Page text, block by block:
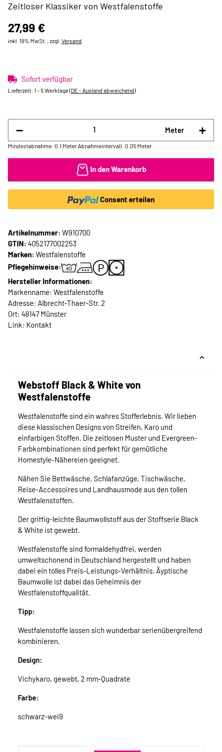
Zeitloser Klassiker von Westfalenstoffe
27,99 €
inkl. 19% MwSt. , zzgl. Versand
Sofort verfügbar
Lieferzeit: 1 - 5 Werktage(DE - Ausland abweichend)
Meter
Mindestabnahme: 0.1 Meter Abnahmeintervall: 0.05 Meter
In den Warenkorb
Consent erteilen
Artikelnummer: W910700
GTIN: 4052177002253
Marken: Westfalenstoffe
Pflegehinweise:
Hersteller Informationen:
Markenname: Westfalenstoffe
Adresse: Albrecht-Thaer-Str. 2
Ort: 48147 Münster
Link: Kontakt
Webstoff Black & White von
Westfalenstoffe
Westfalenstoffe sind ein wahres Stofferlebnis. Wir lieben
diese klassischen Designs von Streifen, Karo und
einfarbigen Stoffen. Die zeitlosen Muster und Evergreen-
Farbkombinationen sind perfekt für gemütliche
Homestyle-Nähereien geeignet.
Nähen Sie Bettwäsche, Schlafanzüge, Tischwäsche,
Reise-Accessoires und Landhausmode aus den tollen
Westfalenstoffen.
Der griffig-leichte Baumwollstoff aus der Stoffserie Black
& White ist gewebt.
Westfalenstoffe sind formaldehydfrei, werden
umweltschonend in Deutschland hergestellt und haben
dabei ein tolles Preis-Leistungs-Verhältnis. Äyptische
Baumwolle ist dabei das Geheimnis der
Westfalenstoffqualität.
Tipp:
Westfalenstoffe lassen sich wunderbar serienübergreifend
kombinieren.
Design:
Vichykaro, gewebt, 2 mm-Quadrate
Farbe:
schwarz-weiß